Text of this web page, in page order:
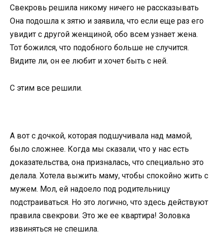
Свекровь решила никому ничего не рассказывать
Она подошла к зятю и заявила, что если еще раз его
увидит с другой женщиной, обо всем узнает жена.
Тот божился, что подобного больше не случится.
Видите ли, он ее любит и хочет быть с ней.
С этим все решили.
А вот с дочкой, которая подшучивала над мамой,
было сложнее. Когда мы сказали, что у нас есть
доказательства, она призналась, что специально это
делала. Хотела выжить маму, чтобы спокойно жить с
мужем. Мол, ей надоело под родительницу
подстраиваться. Но это логично, что здесь действуют
правила свекрови. Это же ее квартира! Золовка
извиняться не спешила.